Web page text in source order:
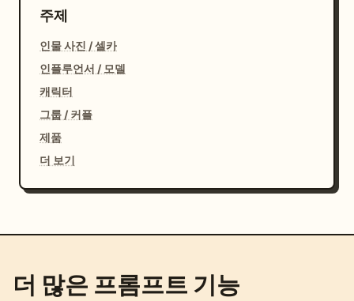
주제
인물 사진 / 셀카
인플루언서 / 모델
캐릭터
그룹 / 커플
제품
더 보기
더 많은 프롬프트 기능